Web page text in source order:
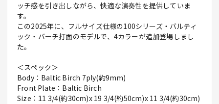
ッチ感を引き出しながら、快適な演奏性を提供していま
す。
この2025年に、フルサイズ仕様の100シリーズ・バルティ
ック・バーチ打面のモデルで、4カラーが追加登場しまし
た。
＜スペック＞
Body：Baltic Birch 7ply(約9mm)
Front Plate：Baltic Birch
Size：11 3/4(約30cm)x 19 3/4(約50cm)x 11 3/4(約30cm)